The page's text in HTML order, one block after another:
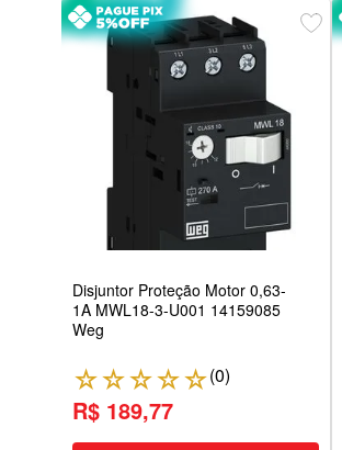
Disjuntor Proteção Motor 0,63-
1A MWL18-3-U001 14159085
Weg
☆☆☆☆☆(0)
R$ 189,77